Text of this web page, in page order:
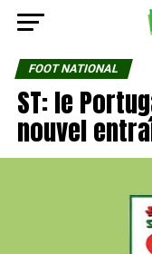
FOOT NATIONAL
ST: le
nouvel